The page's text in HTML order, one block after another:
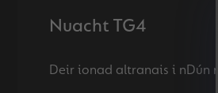
Nuacht TG4